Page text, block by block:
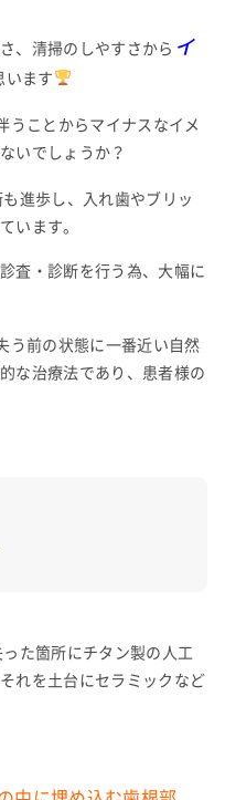
、清掃のしやすさから イ
います
うことからマイナスなイメ
いでしょうか？
も進歩し、入れ歯やブリッ
います。
査・診断を行う為、大幅に
う前の状態に一番近い自然
な治療法であり、患者様の
た箇所にチタン製の人工
れを土台にセラミックなど